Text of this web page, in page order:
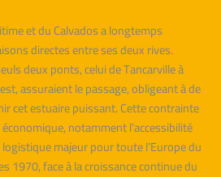
et du Calvados a longtemps
directes entre ses deux rives.
deux ponts, celui de Tancarville à
assuraient le passage, obligeant à de
cet estuaire puissant. Cette contrainte
notamment l’accessibilité
majeur pour toute l’Europe du
1970, face à la croissance continue du